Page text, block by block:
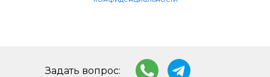
Задать вопрос: